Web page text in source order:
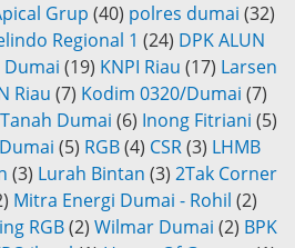
Grup (40) polres dumai (32)
Regional 1 (24) DPK ALUN
(19) KNPI Riau (17) Larsen
Riau (7) Kodim 0320/Dumai (7)
Dumai (6) Inong Fitriani (5)
(5) RGB(4) CSR(3) LHMB
(3) Lurah Bintan (3) 2Tak Corner
Mitra Energi Dumai - Rohil (2)
RGB (2) Wilmar Dumai (2) BPK